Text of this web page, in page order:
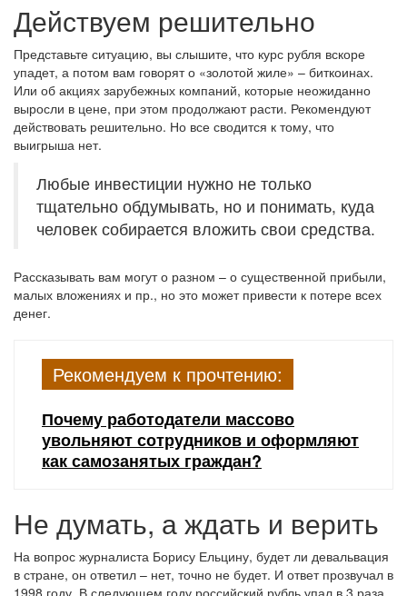
Действуем решительно
Представьте ситуацию, вы слышите, что курс рубля вскоре
упадет, а потом вам говорят о «золотой жиле» – биткоинах.
Или об акциях зарубежных компаний, которые неожиданно
выросли в цене, при этом продолжают расти. Рекомендуют
действовать решительно. Но все сводится к тому, что
выигрыша нет.
Любые инвестиции нужно не только
тщательно обдумывать, но и понимать, куда
человек собирается вложить свои средства.
Рассказывать вам могут о разном – о существенной прибыли,
малых вложениях и пр., но это может привести к потере всех
денег.
Рекомендуем к прочтению:
Почему работодатели массово
увольняют сотрудников и оформляют
как самозанятых граждан?
Не думать, а ждать и верить
На вопрос журналиста Борису Ельцину, будет ли девальвация
в стране, он ответил – нет, точно не будет. И ответ прозвучал в
1998 году. В следующем году российский рубль упал в 3 раза.